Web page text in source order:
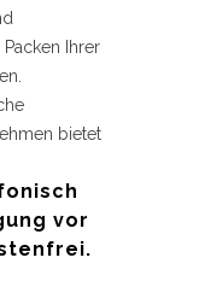
Ihrer
bietet
vor